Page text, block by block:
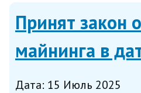
Принят закон
майнинга в
Дата: 15 Июль 2025